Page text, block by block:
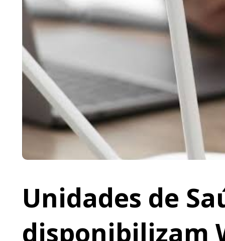
Unidades de
disponibilizam